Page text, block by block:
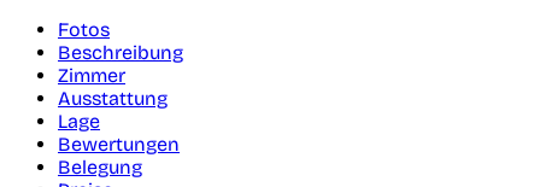
Fotos
Beschreibung
Zimmer
Ausstattung
Lage
Bewertungen
Belegung